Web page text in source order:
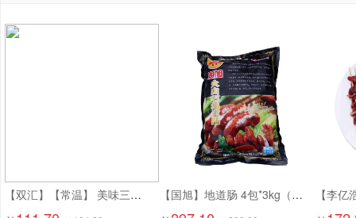
【双汇】【常温】 美味三文治香肠 1.8kg*4个 7.2kg
【国旭】地道肠 4包*3kg（60g*50个/包）12kg 含肉量80%